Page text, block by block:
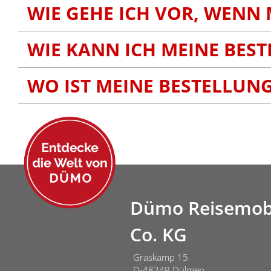
WIE GEHE ICH VOR, WENN
WIE KANN ICH MEINE
WO IST MEINE
Dümo
Co. KG
Graskamp 15